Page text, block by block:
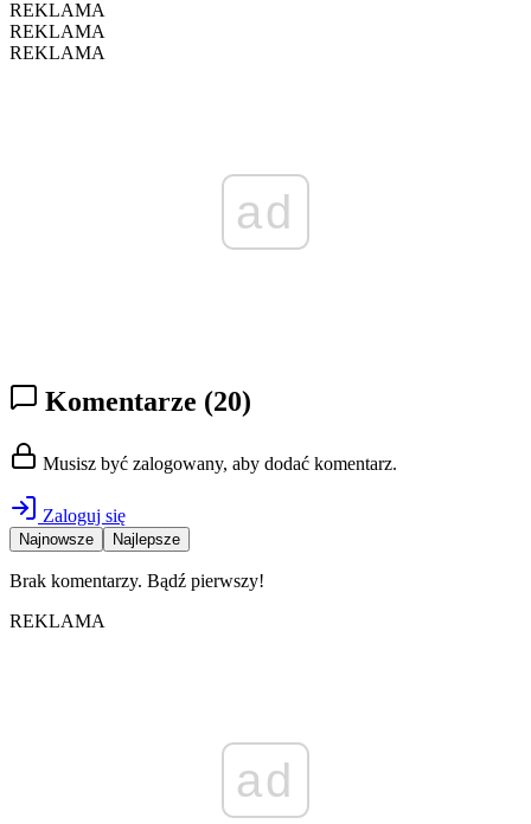
REKLAMA
REKLAMA
REKLAMA
ad
Komentarze (20)
Musisz być zalogowany, aby dodać komentarz.
Zaloguj się
Najnowsze Najlepsze
Brak komentarzy. Bądź pierwszy!
REKLAMA
ad